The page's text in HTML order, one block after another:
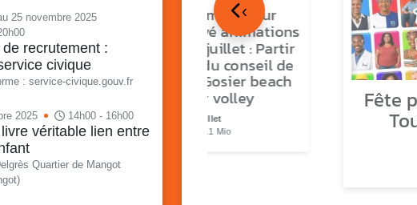
25 novembre 2025
recrutement :
civique
: service-civique.gouv.fr
2025 14h00 - 16h00
véritable lien entre
Quartier de Mangot
Retour en images sur
Vakans O Gozyé animations
du samedi 18 juillet : Partir
en livre, fête du conseil de
quartier n°3, Gosier beach
summer volley
23 juillet
PDF - 5.1 Mio
Fête
‹